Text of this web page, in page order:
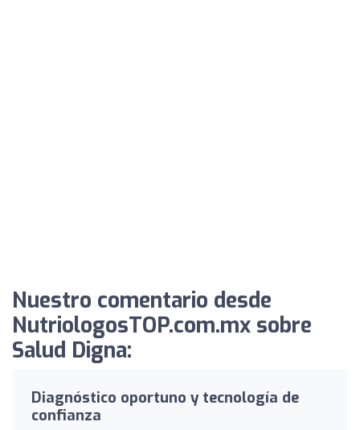
Nuestro comentario desde
NutriologosTOP.com.mx sobre
Salud Digna:
Diagnóstico oportuno y tecnología de
confianza